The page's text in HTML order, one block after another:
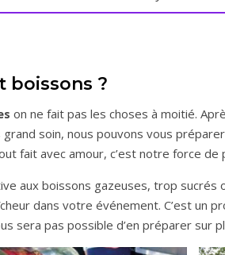
boissons ?
on ne fait pas les choses à moitié.
soin, nous pouvons vous
fait avec amour, c’est notre force de
aux boissons gazeuses, trop
dans votre événement. C’est un
sera pas possible d’en préparer sur